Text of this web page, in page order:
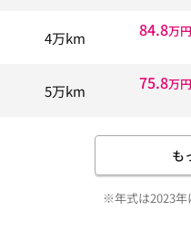
4万km 84.8万
5万km 75.8万
も
※年式は2023年